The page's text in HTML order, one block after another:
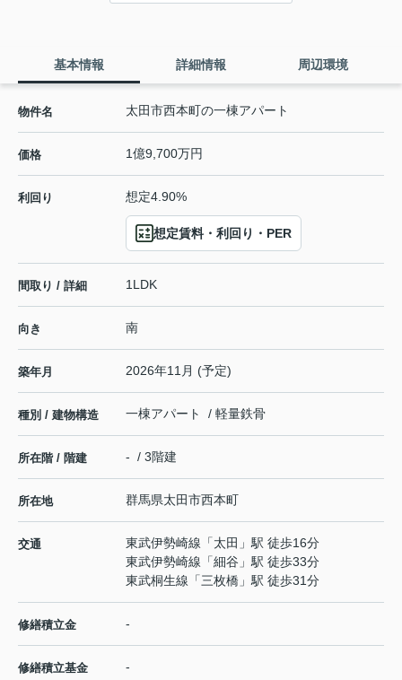
基本情報 詳細情報 周辺環境
物件名 太田市西本町の一棟アパート
価格 1億9,700万円
利回り 想定4.90%
想定賃料・利回り・PER
間取り / 詳細 1LDK
向き 南
築年月 2026年11月 (予定)
種別 / 建物構造 一棟アパート / 軽量鉄骨
所在階 / 階建 - / 3階建
所在地 群馬県太田市西本町
交通 東武伊勢崎線 「太田 」駅 徒歩16分
東武伊勢崎線 「細谷 」駅 徒歩33分
東武桐生線 「三枚橋 」駅 徒歩31分
修繕積立金 -
修繕積立基金 -